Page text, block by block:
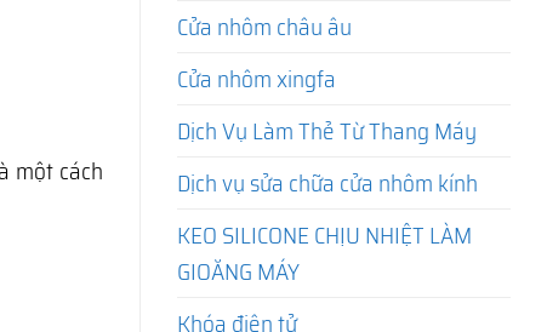
một cách
Cửa nhôm châu âu
Cửa nhôm xingfa
Dịch Vụ Làm Thẻ Từ Thang Máy
Dịch vụ sửa chữa cửa nhôm kính
KEO SILICONE CHỊU NHIỆT LÀM
GIOĂNG MÁY
Khóa điện tử